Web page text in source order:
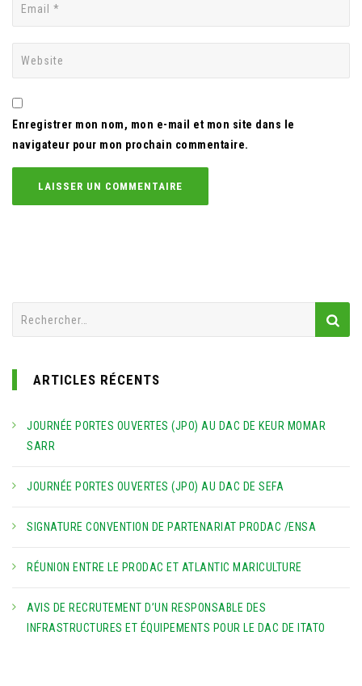
Enregistrer mon nom, mon e-mail et mon site dans le
navigateur pour mon prochain commentaire.
ARTICLES RÉCENTS
JOURNÉE PORTES OUVERTES (JPO) AU DAC DE KEUR MOMAR
SARR
JOURNÉE PORTES OUVERTES (JPO) AU DAC DE SEFA
SIGNATURE CONVENTION DE PARTENARIAT PRODAC /ENSA
RÉUNION ENTRE LE PRODAC ET ATLANTIC MARICULTURE
AVIS DE RECRUTEMENT D’UN RESPONSABLE DES
INFRASTRUCTURES ET ÉQUIPEMENTS POUR LE DAC DE ITATO